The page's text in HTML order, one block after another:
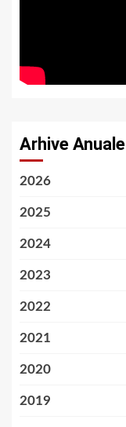
Arhive Anuale
2026
2025
2024
2023
2022
2021
2020
2019